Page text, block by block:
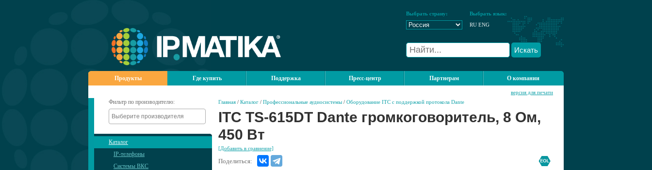
Выбрать страну:
Выбрать язык:
RU ENG
Искать
Продукты Где купить Поддержка Пресс-центр Партнерам О компании
Фильтр по производителю:
Каталог
IP-телефоны
Системы ВКС
Главная / Каталог / Профессиональные аудиосистемы / Оборудование ITC с поддержкой протокола Dante
версия для печати
ITC TS-615DT Dante громкоговоритель, 8 Ом,
450 Вт
[Добавить в сравнение]
Поделиться: